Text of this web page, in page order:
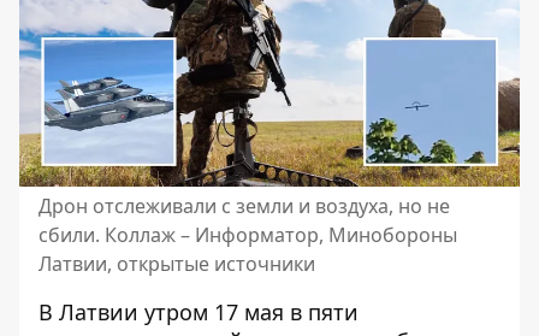
Дрон отслеживали с земли и воздуха, но не
сбили. Коллаж – Информатор, Минобороны
Латвии, открытые источники
В Латвии утром 17 мая в пяти